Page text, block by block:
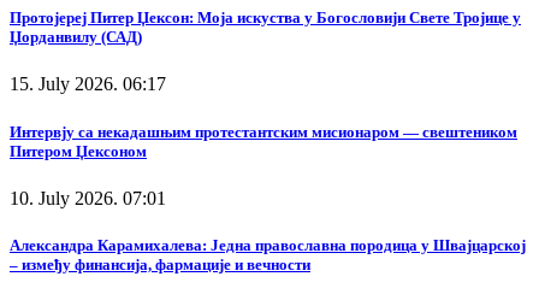
Протојереј Питер Џексон: Моја искуства у Богословији Свете Тројице у
Џорданвилу (САД)
15. July 2026. 06:17
Интервју са некадашњим протестантским мисионаром — свештеником
Питером Џексоном
10. July 2026. 07:01
Александра Карамихалева: Једна православна породица у Швајцарској
– између финансија, фармације и вечности